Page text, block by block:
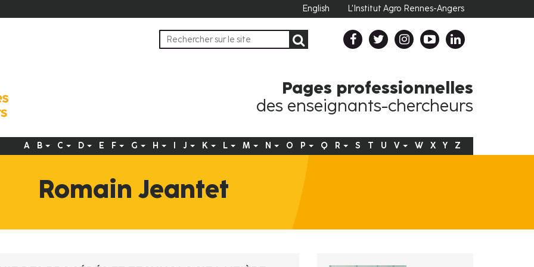
English L'Institut Agro Rennes-Angers
Pages professionnelles
des enseignants-chercheurs
Navigation
principale
A B C D E F G H J K L M N O P Q R S T U V W X Y Z
Romain Jeantet